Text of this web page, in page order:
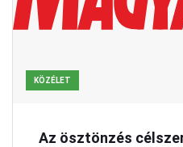
KÖZÉLET
Az ösztönzés